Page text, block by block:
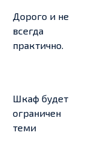
Дорого и не
всегда
практично.
Шкаф будет
ограничен
теми